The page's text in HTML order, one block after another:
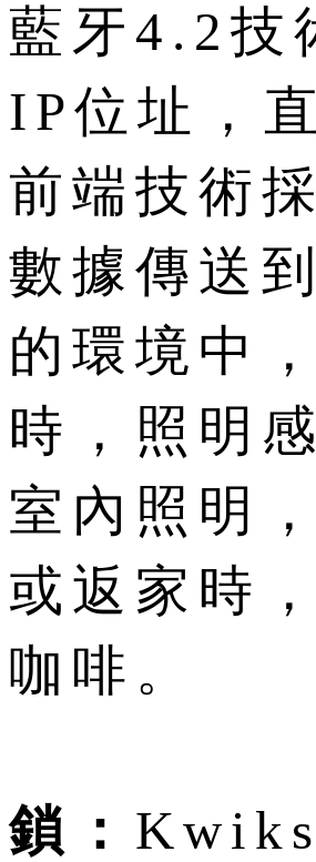
牙4.2技
位址，
端技術
據傳送
環境中
，照明
內照明
返家時
啡。
：